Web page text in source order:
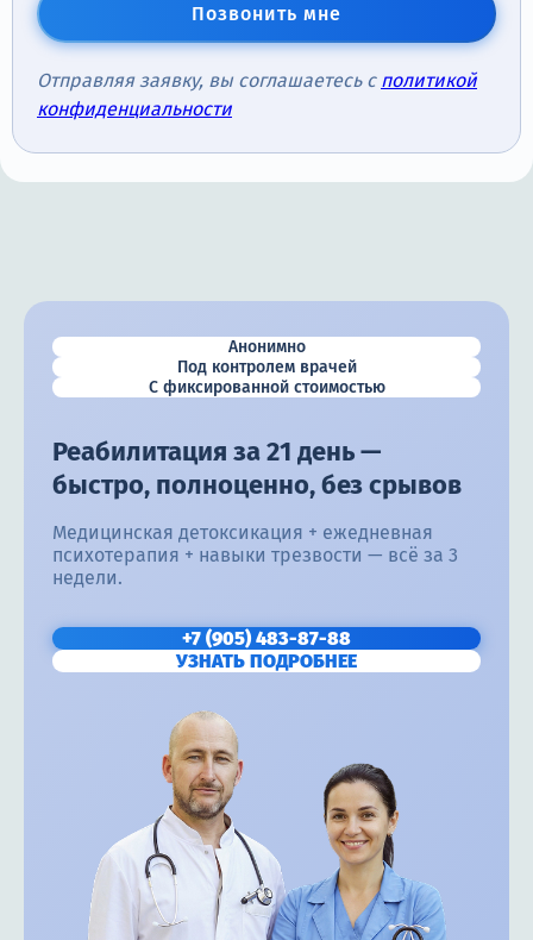
Позвонить мне
Отправляя заявку, вы соглашаетесь с политикой
конфиденциальности
Анонимно
Под контролем врачей
С фиксированной стоимостью
Реабилитация за 21 день —
быстро, полноценно, без срывов
Медицинская детоксикация + ежедневная
психотерапия + навыки трезвости — всё за 3
недели.
+7 (905) 483-87-88
УЗНАТЬ ПОДРОБНЕЕ